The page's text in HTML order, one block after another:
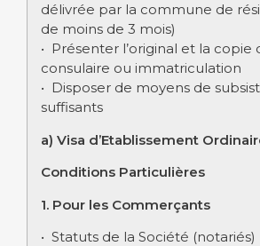
délivrée par la commune de
de moins de 3 mois)
• Présenter l’original et la copie
consulaire ou immatriculation
• Disposer de moyens de
suffisants
a) Visa d’Etablissement
Conditions Particulières
1. Pour les Commerçants
• Statuts de la Société (notariés)